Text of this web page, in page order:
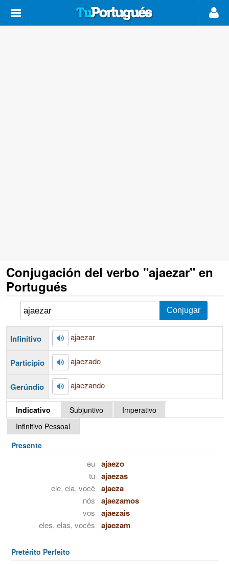
Conjugación del verbo "ajaezar" en
Portugués
Infinitivo ajaezar
Participio ajaezado
Gerúndio ajaezando
Indicativo Subjuntivo
Imperativo
Infinitivo Pessoal
Presente
eu ajaezo
tu ajaezas
ele, ela, você ajaeza
nós ajaezamos
vos ajaezais
eles, elas, vocês ajaezam
Pretérito Perfeito